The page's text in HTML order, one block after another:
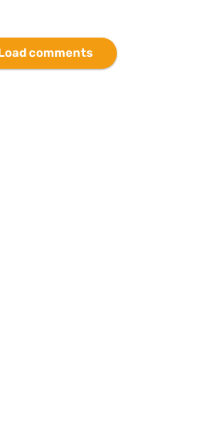
comments